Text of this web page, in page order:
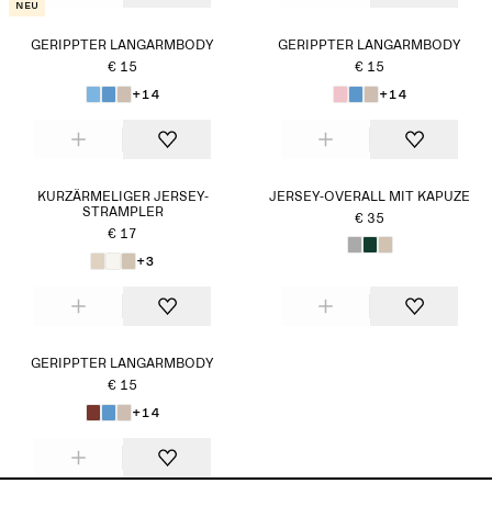
Neu
GERIPPTER LANGARMBODY
€ 15
+14
GERIPPTER LANGARMBODY
€ 15
+14
KURZÄRMELIGER JERSEY-
STRAMPLER
€ 17
+3
JERSEY-OVERALL MIT KAPUZE
€ 35
GERIPPTER LANGARMBODY
€ 15
+14